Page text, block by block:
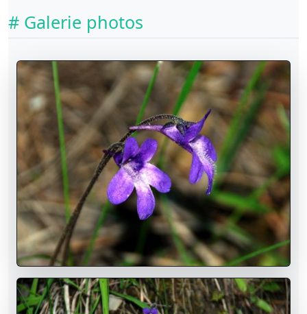
# Galerie photos